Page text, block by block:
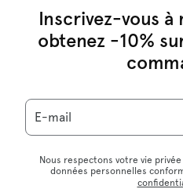
Inscrivez-vous
obtenez -10%
E-mail
Nous respectons votre vie
données personnelles